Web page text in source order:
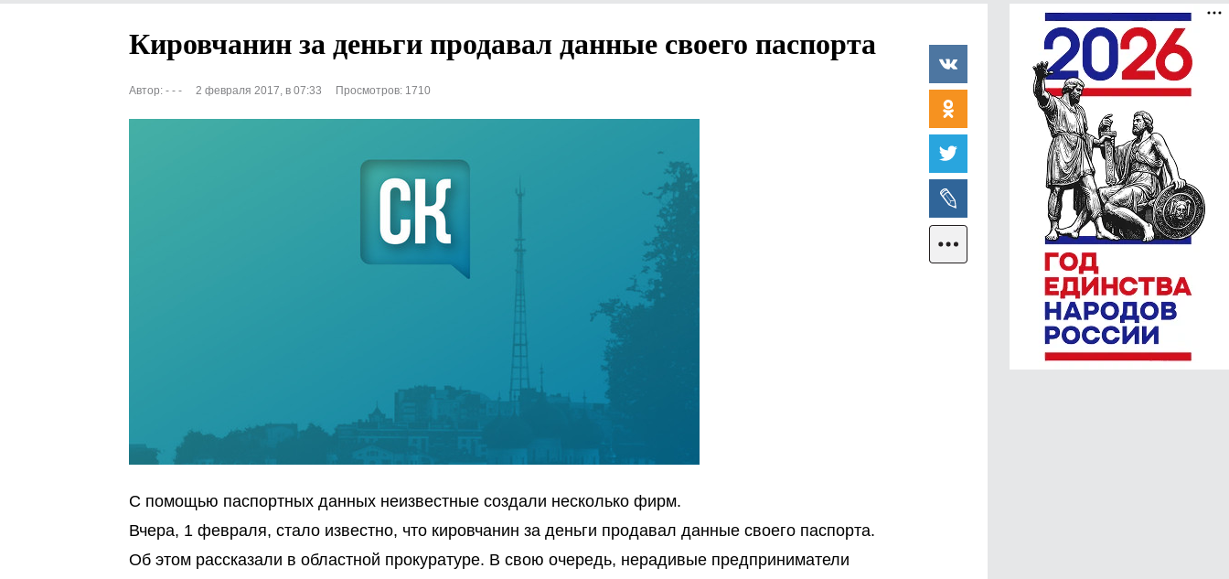
Кировчанин за деньги продавал данные своего паспорта
Автор: - - - 2 февраля 2017, в 07:33 Просмотров: 1710
С помощью паспортных данных неизвестные создали несколько фирм.
Вчера, 1 февраля, стало известно, что кировчанин за деньги продавал данные своего паспорта.
Об этом рассказали в областной прокуратуре. В свою очередь, нерадивые предприниматели